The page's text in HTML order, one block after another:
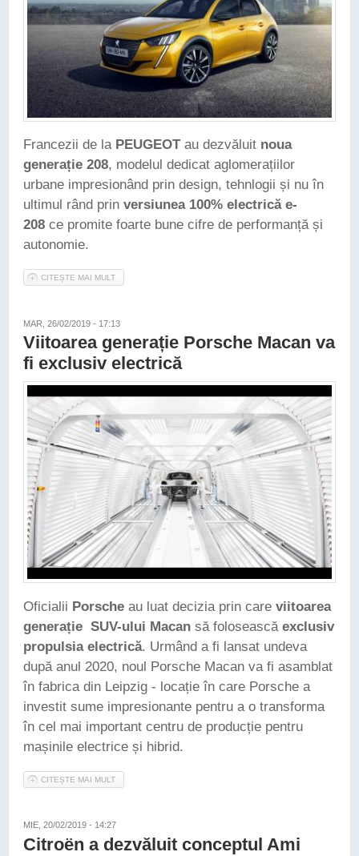
Francezii de la PEUGEOTau dezvăluit noua
generație 208, modelul dedicat aglomerațiilor
urbane impresionând prin design, tehnlogii și nu în
ultimul rând prin versiunea 100% electrică e-
208 ce promite foarte bune cifre de performanță și
autonomie.
CITEȘTE MAI MULT
MAR, 26/02/2019 - 17:13
Viitoarea generație Porsche Macan va
fi exclusiv electrică
Oficialii Porsche au luat decizia prin care viitoarea
generație SUV-ului Macan să folosească exclusiv
propulsia electrică. Urmând a fi lansat undeva
după anul 2020, noul Porsche Macan va fi asamblat
în fabrica din Leipzig - locație în care Porsche a
investit sume impresionante pentru a o transforma
în cel mai important centru de producție pentru
mașinile electrice și hibrid.
CITEȘTE MAI MULT
MIE, 20/02/2019 - 14:27
Citroën a dezvăluit conceptul Ami